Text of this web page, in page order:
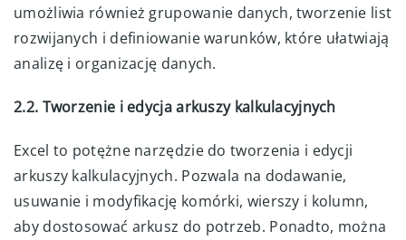
umożliwia również grupowanie danych, tworzenie list
rozwijanych i definiowanie warunków, które ułatwiają
analizę i organizację danych.
2.2. Tworzenie i edycja arkuszy kalkulacyjnych
Excel to potężne narzędzie do tworzenia i edycji
arkuszy kalkulacyjnych. Pozwala na dodawanie,
usuwanie i modyfikację komórki, wierszy i kolumn,
aby dostosować arkusz do potrzeb. Ponadto, można